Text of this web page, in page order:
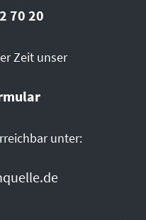
70 20
Zeit unser
unter: